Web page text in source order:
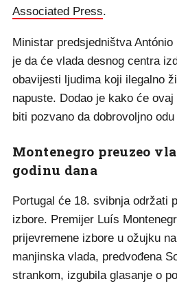
Associated Press.
Ministar predsjedništva
je da će vlada desnog centra
obavijesti ljudima koji ilegalno
napuste. Dodao je kako će
biti pozvano da dobrovoljno
Montenegro preuzeo
godinu dana
Portugal će 18. svibnja održati
izbore. Premijer Luís
prijevremene izbore u ožujku
manjinska vlada, predvođena
strankom, izgubila glasanje o